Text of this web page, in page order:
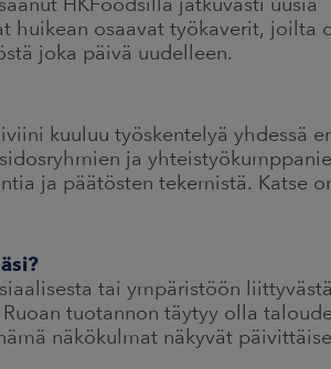
huikean osaavat työkaverit, joilta
joka päivä uudelleen.
kuuluu työskentelyä yhdessä
ja
ja päätösten tekemistä. Katse
tai ympäristöön liittyvästä
tuotannon täytyy olla
näkökulmat näkyvät